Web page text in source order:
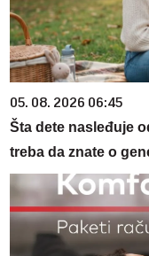
05. 08. 2026 06:45
Šta dete nasleđuje
treba da znate o